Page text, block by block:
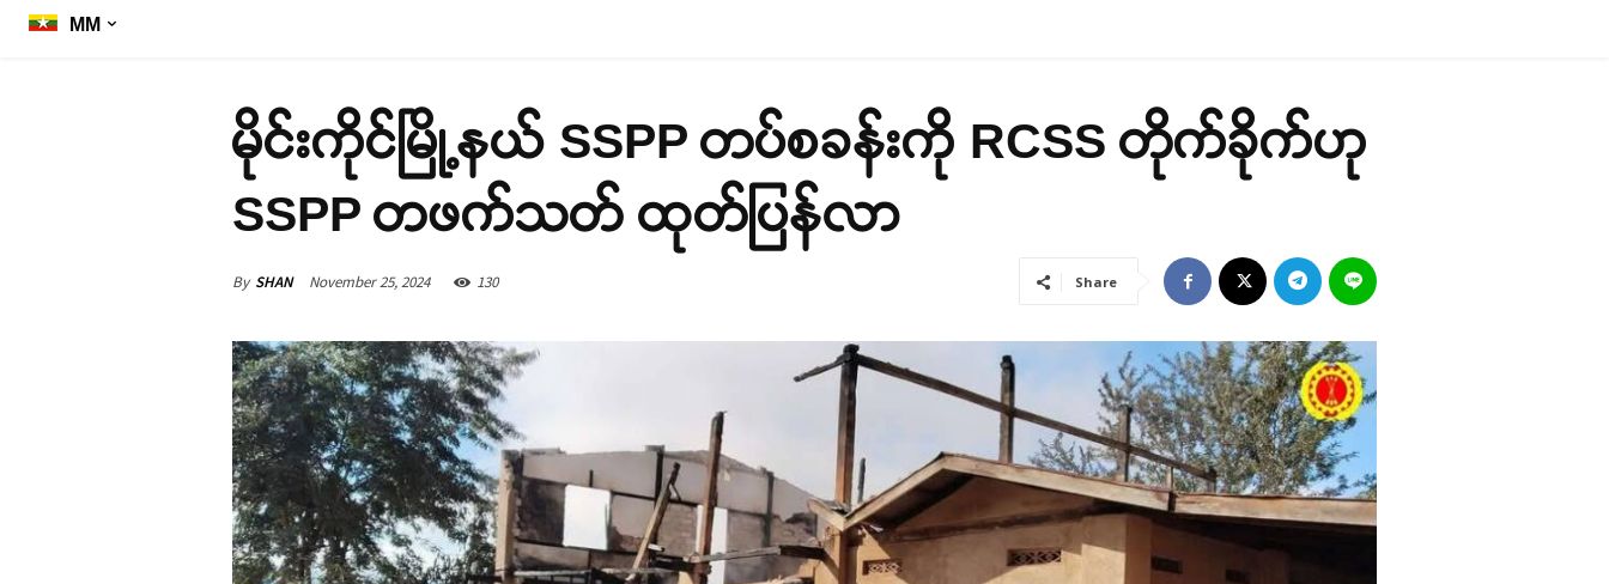
MM
မိုင်းကိုင်မြို့နယ် SSPP တပ်စခန်းကို RCSS တိုက်ခိုက်ဟု
SSPP တဖက်သတ် ထုတ်ပြန်လာ
By SHAN November 25, 2024 130 Share